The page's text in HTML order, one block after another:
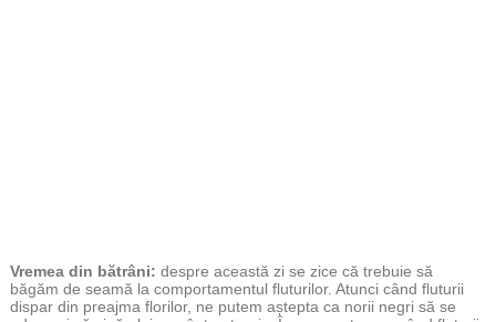
Vremea din bătrâni: despre această zi se zice că trebuie să
băgăm de seamă la comportamentul fluturilor. Atunci când fluturii
dispar din preajma florilor, ne putem aștepta ca norii negri să se